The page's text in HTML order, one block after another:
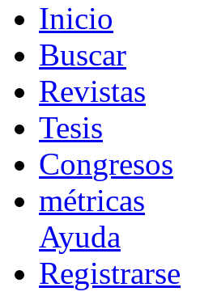
Inicio
Buscar
Revistas
Tesis
Congresos
métricas
Ayuda
Registrarse